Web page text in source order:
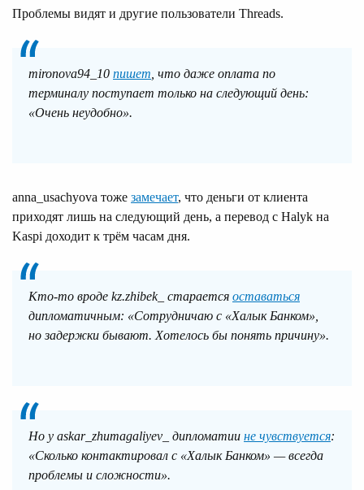
Проблемы видят и другие пользователи Threads.
mironova94_10 пишет , что даже оплата по
терминалу поступает только на следующий день:
«Очень неудобно».
anna_usachyova тоже замечает, что деньги от клиента
приходят лишь на следующий день, а перевод с Halyk на
Kaspi доходит к трём часам дня.
Кто-то вроде kz.zhibek_ старается оставаться
дипломатичным: «Сотрудничаю с «Халык Банком»,
но задержки бывают. Хотелось бы понять причину».
Но у askar_zhumagaliyev_ дипломатии не чувствуется:
«Сколько контактировал с «Халык Банком» — всегда
проблемы и сложности».